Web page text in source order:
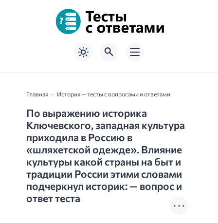
Главная История — тесты с вопросами и ответами
По выражению историка
Ключевского, западная культура
приходила в Россию в
«шляхетской одежде». Влияние
культуры какой страны на быт и
традиции России этими словами
подчеркнул историк: — вопрос и
ответ теста